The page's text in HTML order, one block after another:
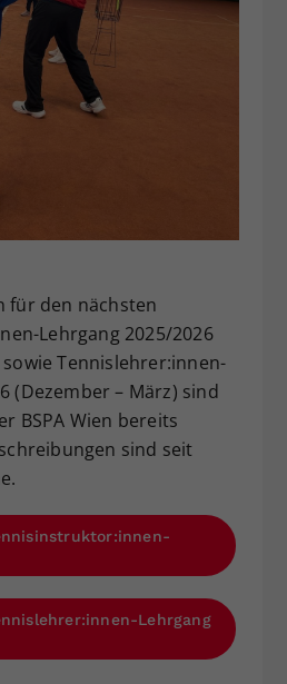
für den nächsten
Lehrgang 2025/2026
Tennislehrer:innen-
(Dezember – März) sind
BSPA Wien bereits
sind seit
Lehrgang